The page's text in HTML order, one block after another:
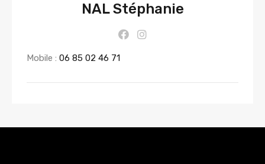
NAL Stéphanie
Mobile : 06 85 02 46 71